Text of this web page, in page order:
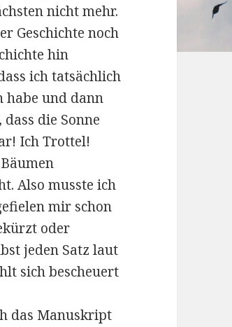
nicht mehr.
Geschichte noch
hin
ich tatsächlich
habe und dann
die Sonne
Ich Trottel!
Also musste ich
mir schon
oder
jeden Satz laut
sich bescheuert
das Manuskript